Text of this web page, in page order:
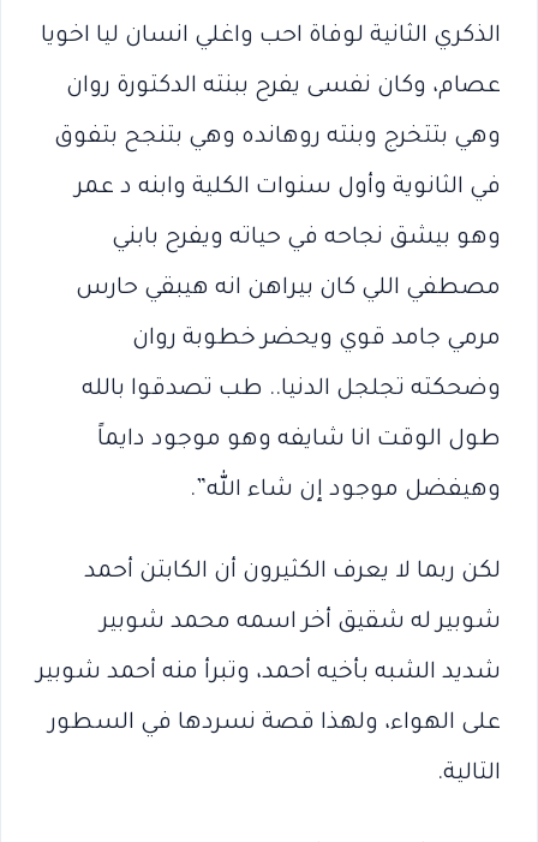
الذكري الثانية لوفاة احب واغلي انسان ليا اخويا
عصام، وكان نفسى يفرح ببنته الدكتورة روان
وهي بتتخرج وبنته روهانده وهي بتنجح بتفوق
في الثانوية وأول سنوات الكلية وابنه د عمر
وهو بيشق نجاحه في حياته ويفرح بابني
مصطفي اللي كان بيراهن انه هيبقي حارس
مرمي جامد قوي ويحضر خطوبة روان
وضحكته تجلجل الدنيا.. طب تصدقوا بالله
طول الوقت انا شايفه وهو موجود دايماً
وهيفضل موجود إن شاء الله”.
لكن ربما لا يعرف الكثيرون أن الكابتن أحمد
شوبير له شقيق أخر اسمه محمد شوبير
شديد الشبه بأخيه أحمد، وتبرأ منه أحمد شوبير
على الهواء، ولهذا قصة نسردها في السطور
التالية.